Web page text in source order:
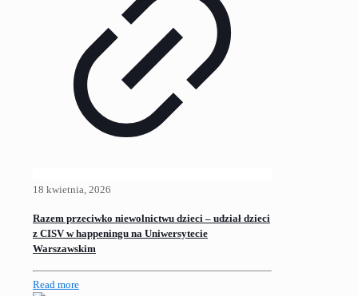
18 kwietnia, 2026
Razem przeciwko niewolnictwu dzieci – udział dzieci
z CISV w happeningu na Uniwersytecie
Warszawskim
Read more